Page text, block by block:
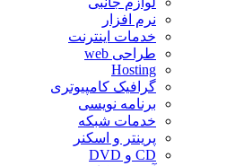
نرم افزار
خدمات اینترنت
طراحی web
Hosting
گرافیک کامپیوتری
برنامه نویسی
خدمات شبکه
پرینتر و اسکنر
CD و DVD